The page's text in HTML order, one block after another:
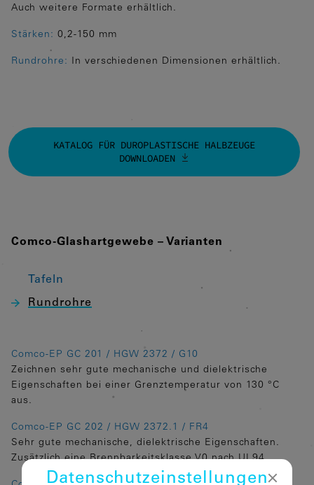
Auch weitere Formate erhältlich.
Stärken: 0,2-150 mm
Rundrohre: In verschiedenen Dimensionen erhältlich.
KATALOG FÜR DUROPLASTISCHE HALBZEUGE
DOWNLOADEN
Comco-Glashartgewebe – Varianten
Tafeln
Rundrohre
Comco-EP GC 201 / HGW 2372 / G10
Zeichnen sehr gute mechanische und dielektrische
Eigenschaften bei einer Grenztemperatur von 130 °C
aus.
Comco-EP GC 202 / HGW 2372.1 / FR4
Sehr gute mechanische, dielektrische Eigenschaften.
Zusätzlich eine Brennbarkeitsklasse V0 nach UL94.
Datenschutz­einstellungen